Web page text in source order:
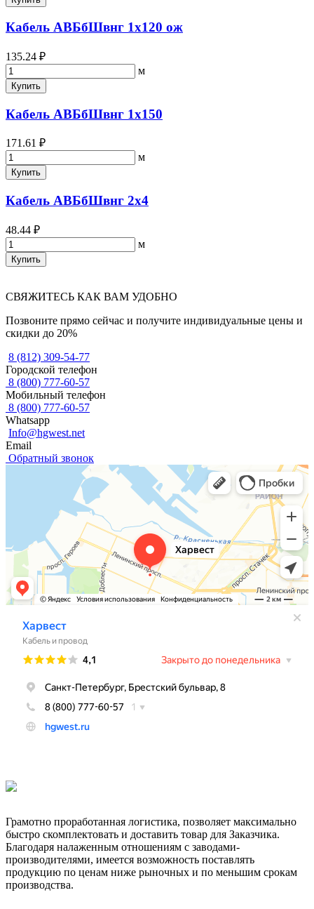
Кабель АВБбШвнг 1х120 ож
135.24 ₽
м
Купить
Кабель АВБбШвнг 1х150
171.61 ₽
м
Купить
Кабель АВБбШвнг 2х4
48.44 ₽
м
Купить
СВЯЖИТЕСЬ КАК ВАМ УДОБНО
Позвоните прямо сейчас и получите индивидуальные цены и
скидки до 20%
8 (812) 309-54-77
Городской телефон
8 (800) 777-60-57
Мобильный телефон
8 (800) 777-60-57
Whatsapp
Info@hgwest.net
Email
Обратный звонок
Грамотно проработанная логистика, позволяет максимально
быстро скомплектовать и доставить товар для Заказчика.
Благодаря налаженным отношениям с заводами-
производителями, имеется возможность поставлять
продукцию по ценам ниже рыночных и по меньшим срокам
производства.